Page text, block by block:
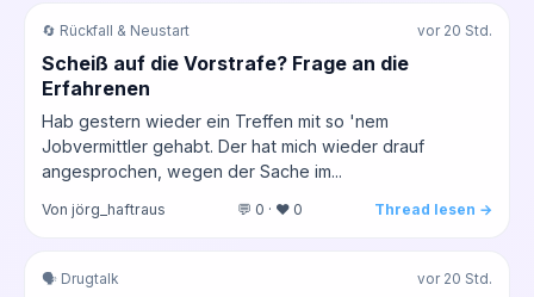
🔄 Rückfall & Neustart vor 20 Std.
Scheiß auf die Vorstrafe? Frage an die
Erfahrenen
Hab gestern wieder ein Treffen mit so 'nem
Jobvermittler gehabt. Der hat mich wieder drauf
angesprochen, wegen der Sache im...
Von jörg_haftraus 💬 0 · ❤️ 0 Thread lesen →
🗣️ Drugtalk vor 20 Std.